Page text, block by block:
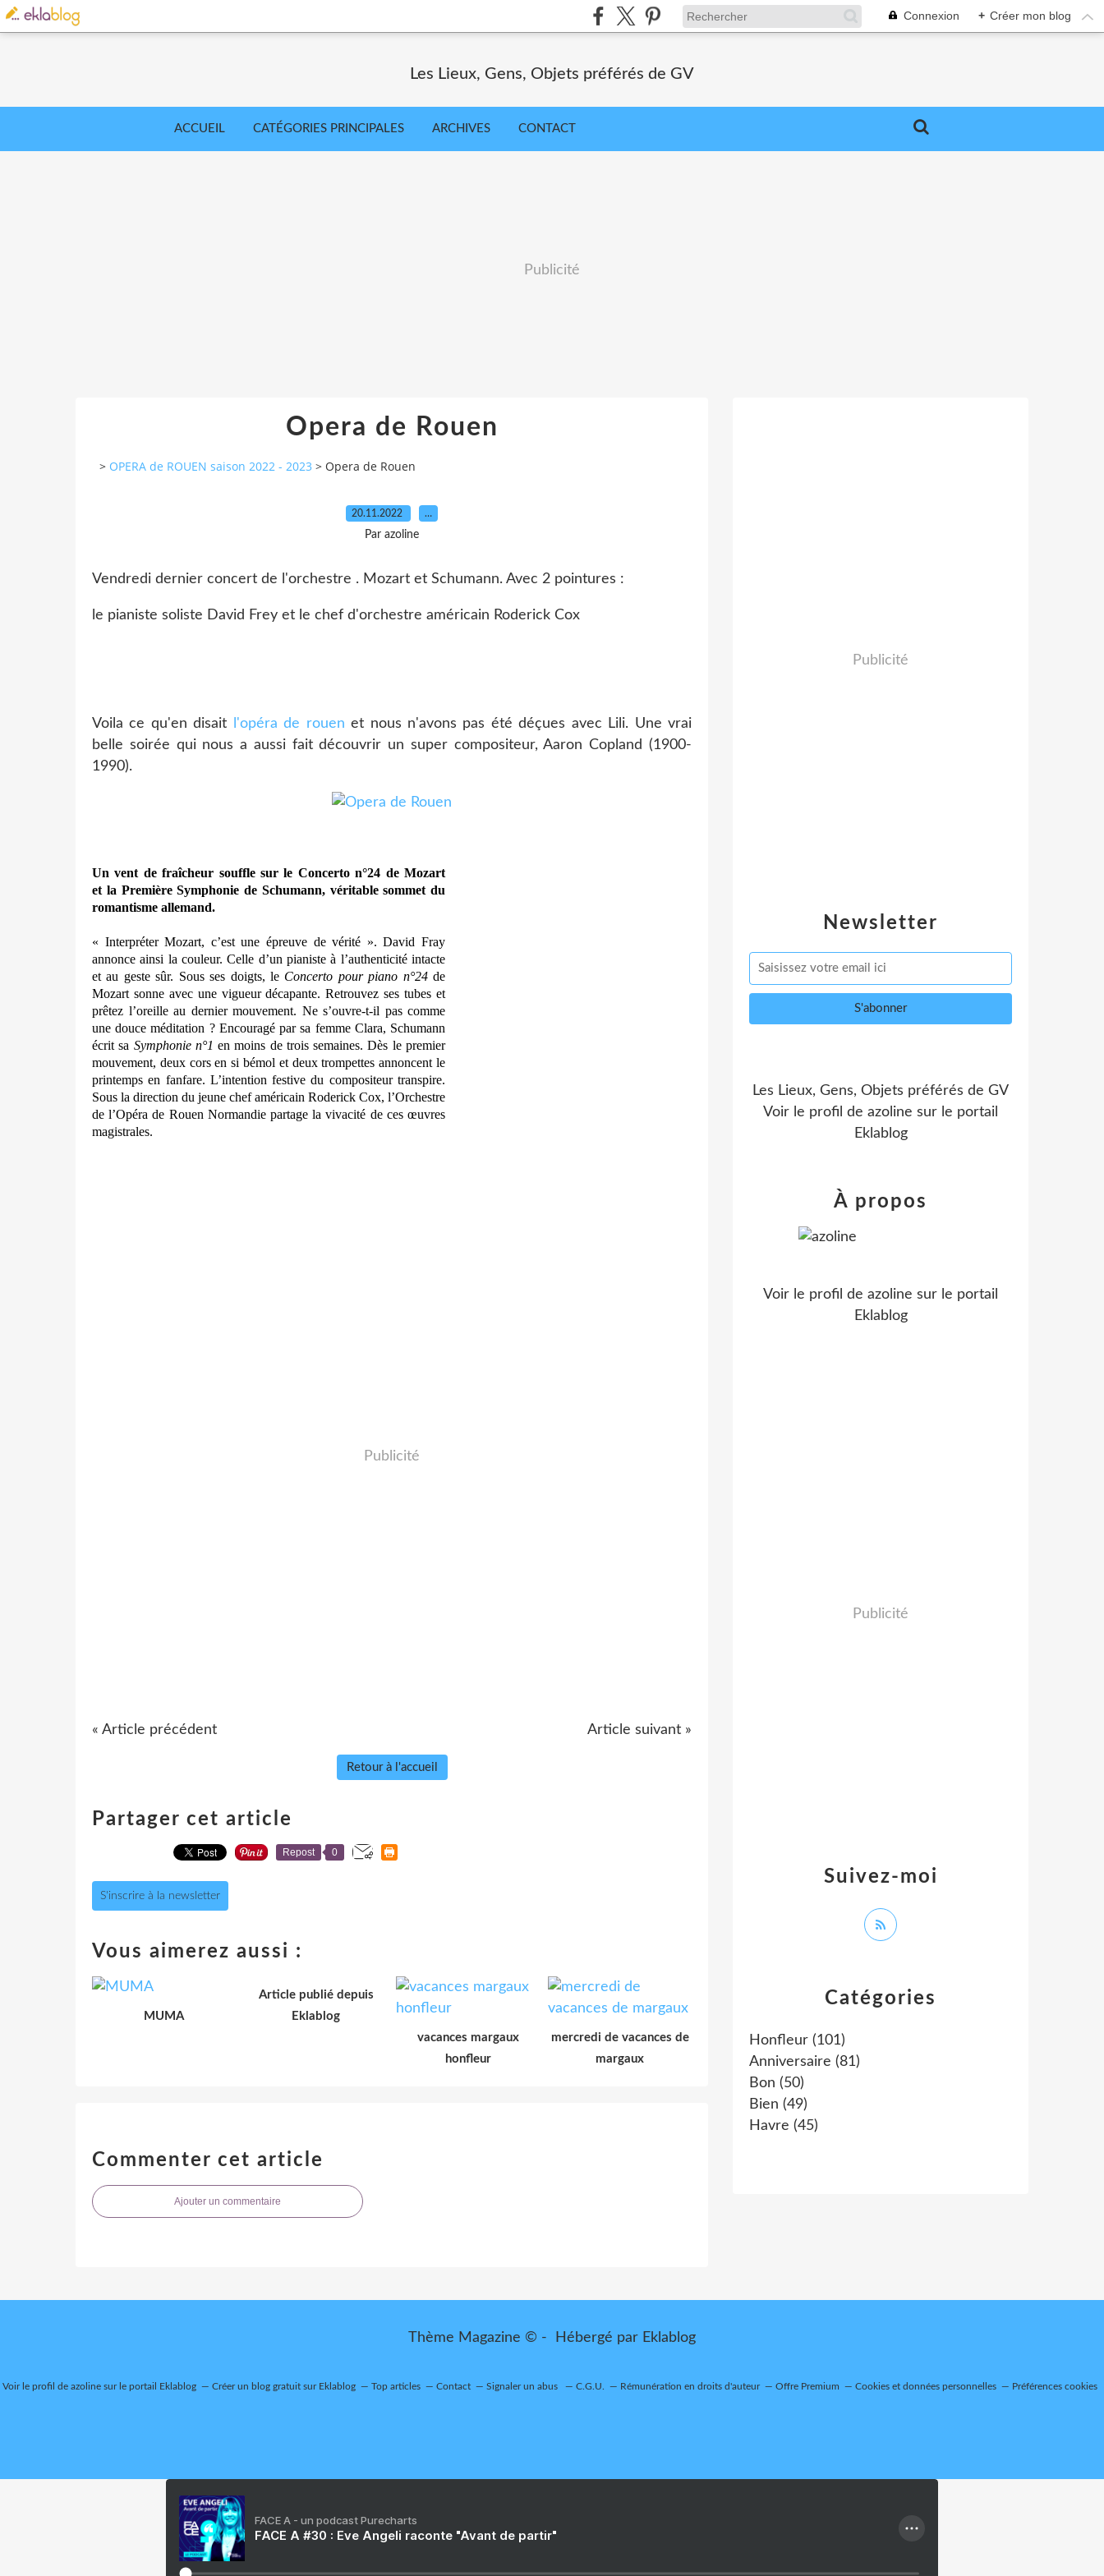
Connexion + Créer mon blog
Les Lieux, Gens, Objets préférés de GV
ACCUEIL CATÉGORIES PRINCIPALES ARCHIVES CONTACT
Publicité
Opera de Rouen
> OPERA de ROUEN saison 2022 - 2023 > Opera de Rouen
20.11.2022 …
Par azoline
Vendredi dernier concert de l'orchestre . Mozart et Schumann. Avec 2 pointures :
le pianiste soliste David Frey et le chef d'orchestre américain Roderick Cox
Voila ce qu'en disait l'opéra de rouen et nous n'avons pas été déçues avec Lili. Une vrai
belle soirée qui nous a aussi fait découvrir un super compositeur, Aaron Copland (1900-
1990).
Un vent de fraîcheur souffle sur le Concerto n°24 de Mozart
et la Première Symphonie de Schumann, véritable sommet du
romantisme allemand.
« Interpréter Mozart, c’est une épreuve de vérité ». David Fray
annonce ainsi la couleur. Celle d’un pianiste à l’authenticité intacte
et au geste sûr. Sous ses doigts, le Concerto pour piano n°24de
Mozart sonne avec une vigueur décapante. Retrouvez ses tubes et
prêtez l’oreille au dernier mouvement. Ne s’ouvre-t-il pas comme
une douce méditation ? Encouragé par sa femme Clara, Schumann
écrit sa Symphonie n°1 en moins de trois semaines. Dès le premier
mouvement, deux cors en si bémol et deux trompettes annoncent le
printemps en fanfare. L’intention festive du compositeur transpire.
Sous la direction du jeune chef américain Roderick Cox, l’Orchestre
de l’Opéra de Rouen Normandie partage la vivacité de ces œuvres
magistrales.
Publicité
« Article précédent Article suivant »
Retour à l'accueil
Partager cet article
Repost 0
S'inscrire à la newsletter
Vous aimerez aussi :
MUMA
Article publié depuis
Eklablog
vacances margaux
honfleur
mercredi de vacances de
margaux
Commenter cet article
Ajouter un commentaire
Newsletter
Publicité
Catégories
Honfleur (101)
Anniversaire (81)
Bon (50)
Bien (49)
Havre (45)
Les Lieux, Gens, Objets préférés de GV
Voir le profil de azoline sur le portail
Eklablog
Suivez-moi
À propos
Voir le profil de azoline sur le portail
Eklablog
Publicité
Thème Magazine © - Hébergé par Eklablog
Voir le profil de azolinesur le portail Eklablog Créer un blog gratuit sur Eklablog Top articles Contact Signaler un abus C.G.U. Rémunération en droits d'auteur Offre Premium Cookies et données personnelles Préférences cookies
FACE A - un podcast Purecharts
FACE A #30 : Eve Angeli raconte "Avant de partir"